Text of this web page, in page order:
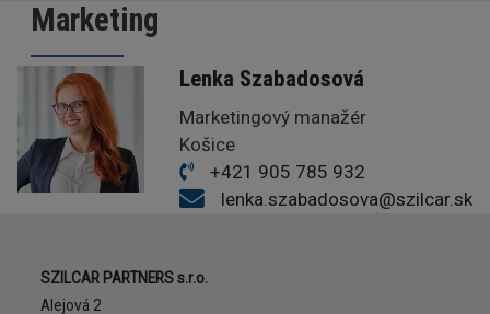
Marketing
Lenka Szabadosová
Funkcia
Marketingový manažér
Prevádzka
Košice
Telefón
+421 905 785 932
E-mail
lenka.szabadosova@szilcar.sk
Adresa
SZILCAR PARTNERS s.r.o.
Alejová 2